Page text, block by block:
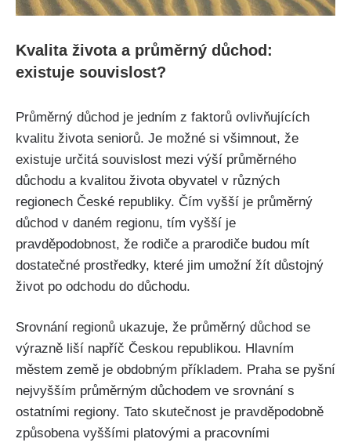
Kvalita života a průměrný důchod:
existuje souvislost?
Průměrný důchod je jedním z faktorů ovlivňujících
kvalitu života seniorů. Je možné si všimnout, že
existuje určitá souvislost mezi výší průměrného
důchodu a kvalitou života obyvatel v různých
regionech České republiky. Čím vyšší je průměrný
důchod v daném regionu, tím vyšší je
pravděpodobnost, že rodiče a prarodiče budou mít
dostatečné prostředky, které jim umožní žít důstojný
život po odchodu do důchodu.
Srovnání regionů ukazuje, že průměrný důchod se
výrazně liší napříč Českou republikou. Hlavním
městem země je obdobným příkladem. Praha se pyšní
nejvyšším průměrným důchodem ve srovnání s
ostatními regiony. Tato skutečnost je pravděpodobně
způsobena vyššími platovými a pracovními